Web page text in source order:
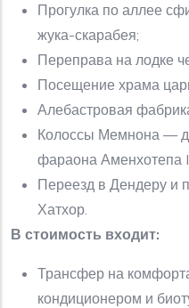
Прогулка по аллее
жука-скарабея;
Переправа на лодке
Посещение храма
Алебастровая
Колоссы Мемнона —
фараона Аменхотепа
Переезд в Дендеру и
Хатхор.
В стоимость входит:
Трансфер на
кондиционером и